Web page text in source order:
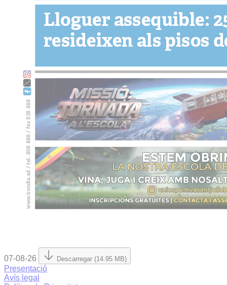
07-08-26 Descarregar (14.95 MB)
Presentació
Avís legal